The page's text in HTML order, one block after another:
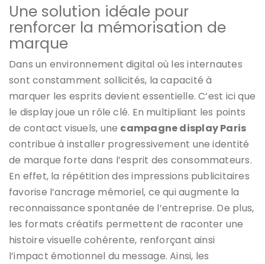
Une solution idéale pour
renforcer la mémorisation de
marque
Dans un environnement digital où les internautes
sont constamment sollicités, la capacité à
marquer les esprits devient essentielle. C’est ici que
le display joue un rôle clé. En multipliant les points
de contact visuels, une campagne display Paris
contribue à installer progressivement une identité
de marque forte dans l’esprit des consommateurs.
En effet, la répétition des impressions publicitaires
favorise l’ancrage mémoriel, ce qui augmente la
reconnaissance spontanée de l’entreprise. De plus,
les formats créatifs permettent de raconter une
histoire visuelle cohérente, renforçant ainsi
l’impact émotionnel du message. Ainsi, les